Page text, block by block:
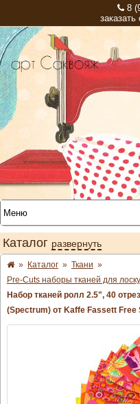
8
заказать
Каталог развернуть
» Каталог » Ткани »
Pre-Cuts наборы тканей для
Набор тканей ролл 2.5", 40
(Spectrum) от Kaffe Fassett Free